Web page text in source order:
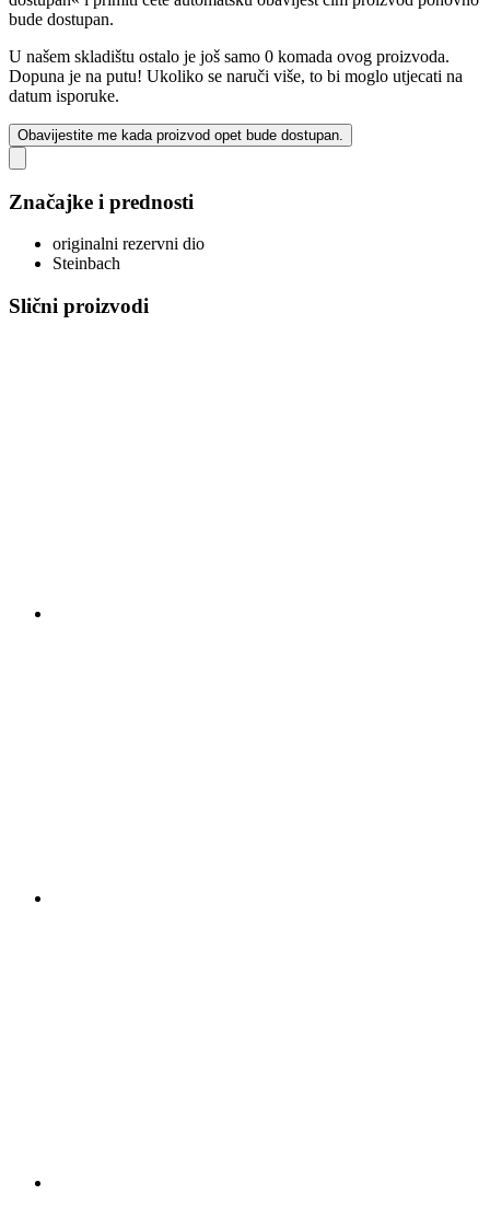
bude dostupan.
U našem skladištu ostalo je još samo 0 komada ovog proizvoda.
Dopuna je na putu! Ukoliko se naruči više, to bi moglo utjecati na
datum isporuke.
Obavijestite me kada proizvod opet bude dostupan.
Značajke i prednosti
originalni rezervni dio
Steinbach
Slični proizvodi